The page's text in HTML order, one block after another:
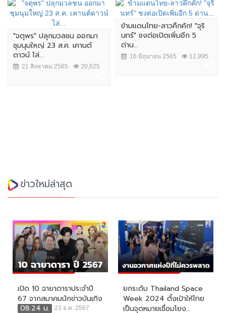
"จตุพร" ปลุกมวลชน ออกมา
ชุมนุมใหญ่ 23 ส.ค. เคานต์
ดาวน์ ไล่...
21 สิงหาคม 2565 20,625
ข้ามแดนไทย-ลาวคึกคัก! "จุริ
นทร์" ชงต่อเปิดเพิ่มอีก 5
ด่าน...
16 มิถุนายน 2565 12,995
ข่าวใหม่ล่าสุด
เปิด 10 ฉายาดาราประจำปี
67 จากสมาคมนักข่าวบันเทิง
08:24 น.
23 ธ.ค. 2567
ยกระดับ Thailand Space
Week 2024 ตั้งเป้าให้ไทย
เป็นจุดหมายเชื่อมโยง...